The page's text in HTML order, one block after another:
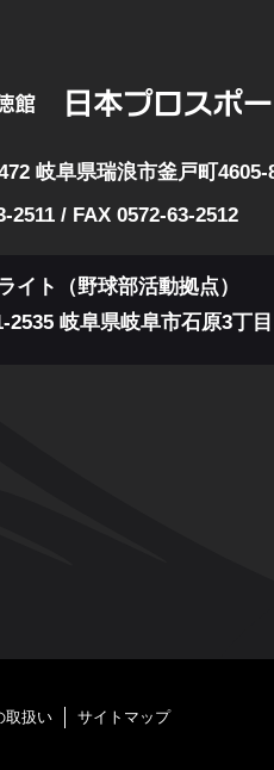
岐阜県瑞浪市釜戸町4605-
2511 / FAX 0572-63-2512
イト（野球部活動拠点）
2535 岐阜県岐阜市石原3丁
取扱い サイトマップ